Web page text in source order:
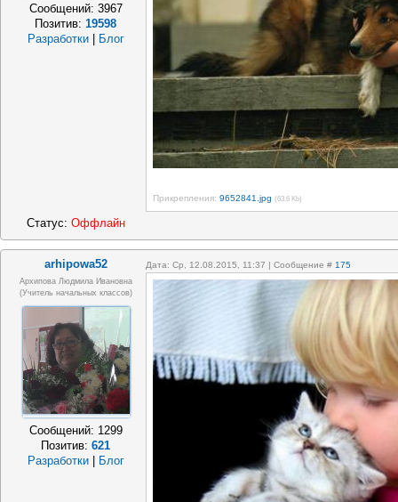
Сообщений: 3967
Позитив:19598
Разработки
Блог
Прикрепления: 9652841.jpg (63.6 Kb)
Статус: Оффлайн
arhipowa52 Дата: Ср, 12.08.2015, 11:37 | Сообщение # 175
Архипова Людмила Ивановна
(учитель начальных классов)
Сообщений: 1299
Позитив:621
Разработки
Блог